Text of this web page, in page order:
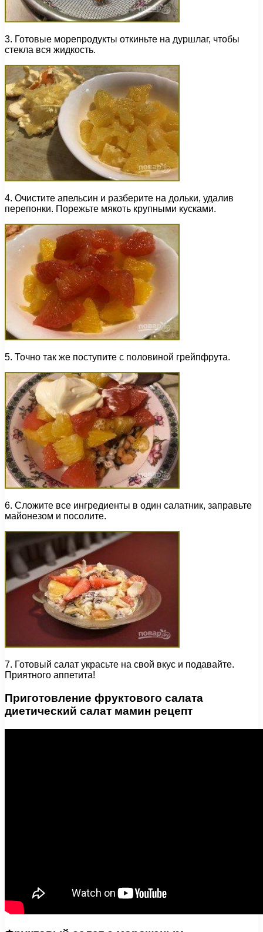
3. Готовые морепродукты откиньте на дуршлаг, чтобы
стекла вся жидкость.
4. Очистите апельсин и разберите на дольки, удалив
перепонки. Порежьте мякоть крупными кусками.
5. Точно так же поступите с половиной грейпфрута.
6. Сложите все ингредиенты в один салатник, заправьте
майонезом и посолите.
7. Готовый салат украсьте на свой вкус и подавайте.
Приятного аппетита!
Приготовление фруктового салата
диетический салат мамин рецепт